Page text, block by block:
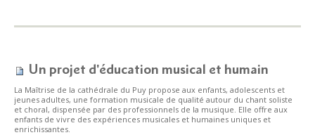
Un projet d'éducation musical et humain
La Maîtrise de la cathédrale du Puy propose aux enfants, adolescents et
jeunes adultes, une formation musicale de qualité autour du chant soliste
et choral, dispensée par des professionnels de la musique. Elle offre aux
enfants de vivre des expériences musicales et humaines uniques et
enrichissantes.